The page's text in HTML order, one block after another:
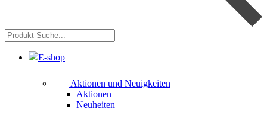
Produkt-
Suche...
E-shop
Aktionen und Neuigkeiten
Aktionen
Neuheiten